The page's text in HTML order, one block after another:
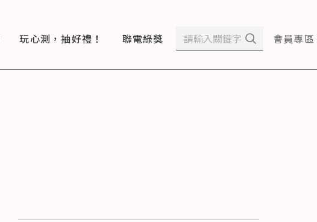
玩心測，抽好禮！ 聯電綠獎 會員專區